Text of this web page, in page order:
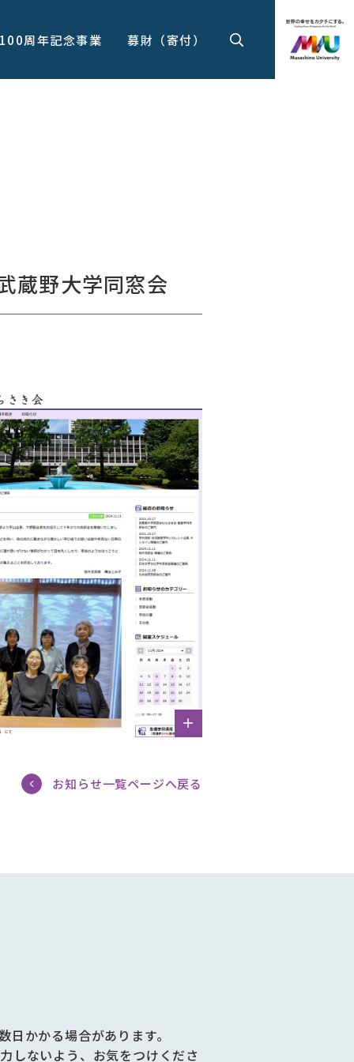
周年記念事業 募財（寄付）
蔵野大学同窓会
お知らせ一覧ページへ戻る
かかる場合があります。
しないよう、お気をつけくださ